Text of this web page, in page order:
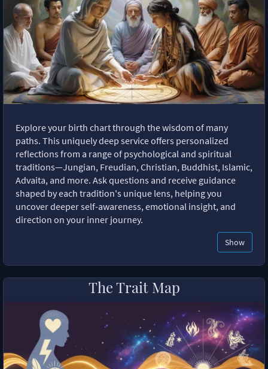
Explore your birth chart through the wisdom of many
paths. This uniquely deep service offers personalized
reflections from a range of psychological and spiritual
traditions—Jungian, Freudian, Christian, Buddhist, Islamic,
Advaita, and more. Ask questions and receive guidance
shaped by each tradition's unique lens, helping you
uncover deeper self-awareness, emotional insight, and
direction on your inner journey.
Show
The Trait Map